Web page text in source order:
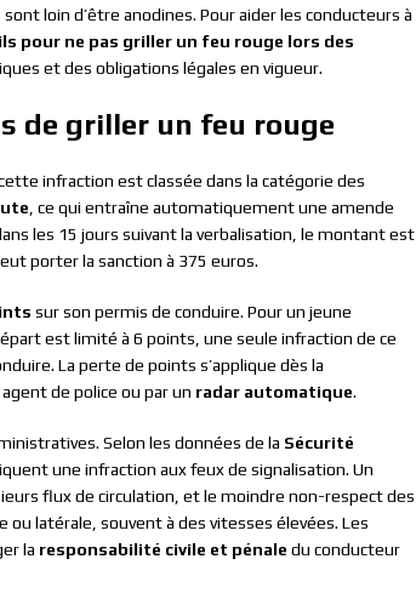
loin d’être anodines. Pour aider les conducteurs à
pour ne pas griller un feu rouge lors des
et des obligations légales en vigueur.
de griller un feu rouge
infraction est classée dans la catégorie des
, ce qui entraîne automatiquement une amende
les 15 jours suivant la verbalisation, le montant est
porter la sanction à 375 euros.
sur son permis de conduire. Pour un jeune
est limité à 6 points, une seule infraction de ce
La perte de points s’applique dès la
de police ou par un radar automatique.
Selon les données de la Sécurité
une infraction aux feux de signalisation. Un
flux de circulation, et le moindre non-respect des
latérale, souvent à des vitesses élevées. Les
la responsabilité civile et pénale du conducteur